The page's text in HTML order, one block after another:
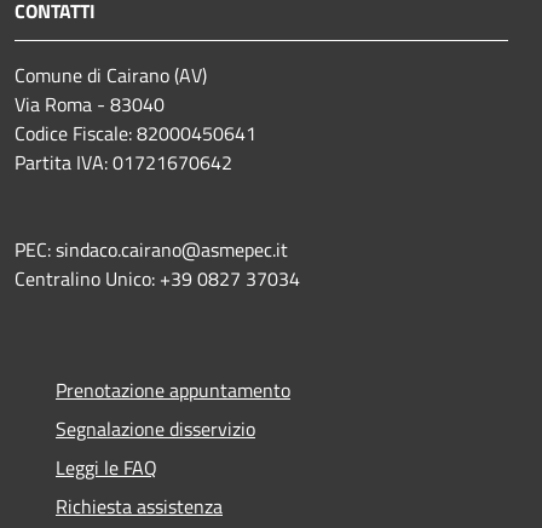
CONTATTI
Comune di Cairano (AV)
Via Roma - 83040
Codice Fiscale: 82000450641
Partita IVA: 01721670642
PEC: sindaco.cairano@asmepec.it
Centralino Unico: +39 0827 37034
Prenotazione appuntamento
Segnalazione disservizio
Leggi le FAQ
Richiesta assistenza